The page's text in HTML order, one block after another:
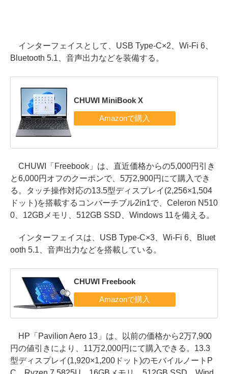
インターフェイスとして、USB Type-C×2、Wi-Fi 6、
Bluetooth 5.1、音声出力などを装備する。
CHUWI MiniBook X
CHUWI「Freebook」は、直近価格からの5,000円引き
と6,000円オフのクーポンで、5万2,900円にて購入でき
る。タッチ操作対応の13.5型ディスプレイ(2,256×1,504
ドット)を搭載するコンバーチブル2in1で、Celeron N510
0、12GBメモリ、512GB SSD、Windows 11を備える。
インターフェイスは、USB Type-C×3、Wi-Fi 6、Bluet
ooth 5.1、音声出力などを搭載している。
CHUWI Freebook
HP「Pavilion Aero 13」は、以前の価格から2万7,900
円の値引きにより、11万2,000円にて購入できる。13.3
型ディスプレイ(1,920×1,200ドット)のモバイルノートP